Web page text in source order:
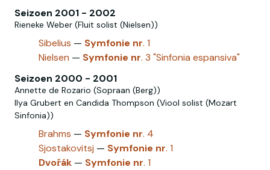
Seizoen 2001 - 2002
Rieneke Weber (Fluit solist (Nielsen‎))
Sibelius — Symfonie nr. 1
Nielsen — Symfonie nr. 3 "Sinfonia espansiva"
Seizoen 2000 - 2001
Annette de Rozario (Sopraan (Berg))
Ilya Grubert en Candida Thompson (Viool solist (Mozart
Sinfonia))
Brahms — Symfonie nr. 4
Sjostakovitsj — Symfonie nr. 1
Dvořák — Symfonie nr. 1